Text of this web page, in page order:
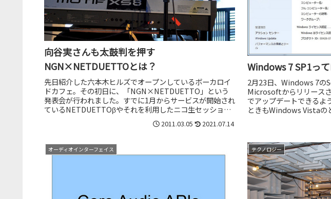
向谷実さんも太鼓判を押す
NGN×NETDUETTOとは？
先日紹介した六本木ヒルズでオープンしているボーカロイ
ドカフェ。その初日に、「NGN×NETDUETTO」という
発表会が行われました。すでに1月からサービスが開始され
ているNETDUETTOβやそれを利用したニコ生セッション
2011.03.05 2021.07.14
Windows 7 SP1っ
2月23日、Windows 7の
Microsoftからリリース
でアップデートできるよ
ときもWindows Vistaの
オーディオインターフェイス テクノロジー